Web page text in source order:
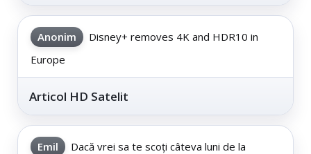
Anonim
Disney+ removes 4K and HDR10 in
Europe
Articol HD Satelit
Emil
Dacă vrei sa te scoți câteva luni de la